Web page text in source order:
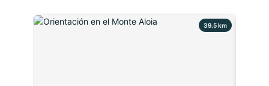
39.5 km